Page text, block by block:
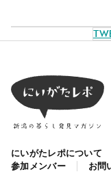
にいがたレポについて
参加メンバー
お問